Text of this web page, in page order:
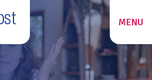
ZOEKEN
MENU